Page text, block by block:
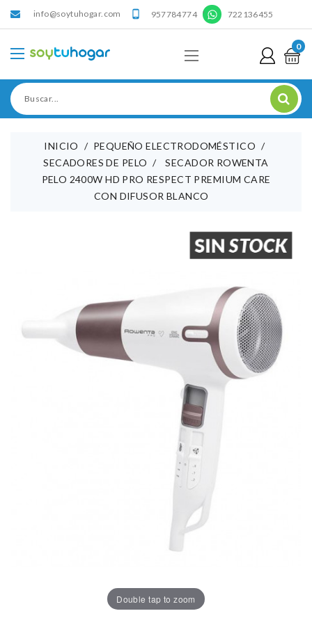
info@soytuhogar.com  957784774 ' 722136455
0
INICIO
PEQUEÑO ELECTRODOMÉSTICO
SECADORES DE PELO
SECADOR ROWENTA
PELO 2400W HD PRO RESPECT PREMIUM CARE
CON DIFUSOR BLANCO
Double tap to zoom